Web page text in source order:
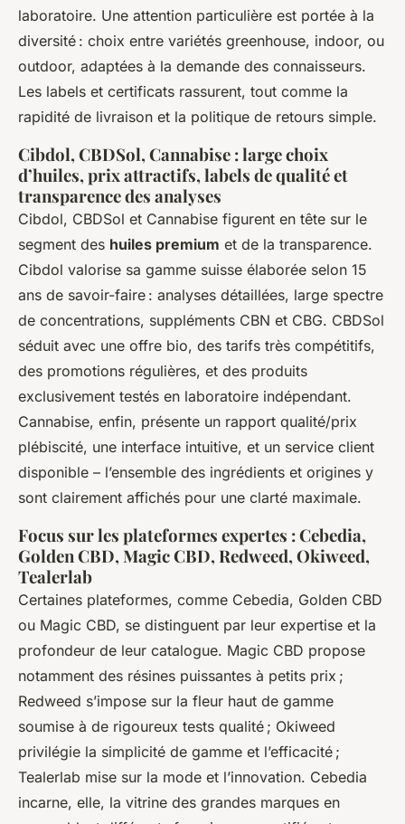
laboratoire. Une attention particulière est portée à la
diversité : choix entre variétés greenhouse, indoor, ou
outdoor, adaptées à la demande des connaisseurs.
Les labels et certificats rassurent, tout comme la
rapidité de livraison et la politique de retours simple.
Cibdol, CBDSol, Cannabise : large choix
d’huiles, prix attractifs, labels de qualité et
transparence des analyses
Cibdol, CBDSol et Cannabise figurent en tête sur le
segment des huiles premium et de la transparence.
Cibdol valorise sa gamme suisse élaborée selon 15
ans de savoir-faire : analyses détaillées, large spectre
de concentrations, suppléments CBN et CBG. CBDSol
séduit avec une offre bio, des tarifs très compétitifs,
des promotions régulières, et des produits
exclusivement testés en laboratoire indépendant.
Cannabise, enfin, présente un rapport qualité/prix
plébiscité, une interface intuitive, et un service client
disponible – l’ensemble des ingrédients et origines y
sont clairement affichés pour une clarté maximale.
Focus sur les plateformes expertes : Cebedia,
Golden CBD, Magic CBD, Redweed, Okiweed,
Tealerlab
Certaines plateformes, comme Cebedia, Golden CBD
ou Magic CBD, se distinguent par leur expertise et la
profondeur de leur catalogue. Magic CBD propose
notamment des résines puissantes à petits prix ;
Redweed s’impose sur la fleur haut de gamme
soumise à de rigoureux tests qualité ; Okiweed
privilégie la simplicité de gamme et l’efficacité ;
Tealerlab mise sur la mode et l’innovation. Cebedia
incarne, elle, la vitrine des grandes marques en